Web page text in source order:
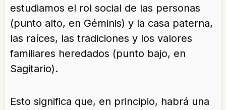
estudiamos el rol social de las personas
(punto alto, en Géminis) y la casa paterna,
las raíces, las tradiciones y los valores
familiares heredados (punto bajo, en
Sagitario).
Esto significa que, en principio, habrá una